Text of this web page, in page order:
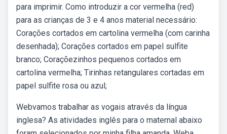
para imprimir. Como introduzir a cor vermelha (red)
para as crianças de 3 e 4 anos material necessário:
Corações cortados em cartolina vermelha (com carinha
desenhada); Corações cortados em papel sulfite
branco; Coraçõezinhos pequenos cortados em
cartolina vermelha; Tirinhas retangulares cortadas em
papel sulfite rosa ou azul;
Webvamos trabalhar as vogais através da língua
inglesa? As atividades inglês para o maternal abaixo